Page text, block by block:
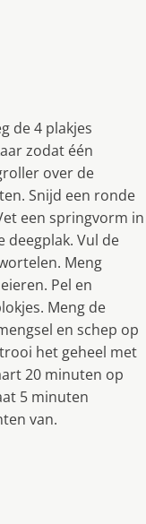
de 4 plakjes
zodat één
over de
Snijd een ronde
een springvorm in
deegplak. Vul de
Meng
Pel en
Meng de
en schep op
het geheel met
20 minuten op
5 minuten
van.